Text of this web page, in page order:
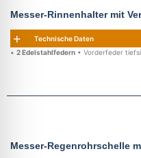
Messer-Rinnenhalter mit
Technische Daten
• 2 Edelstahlfedern • Vorderfeder
Messer-Regenrohrschelle